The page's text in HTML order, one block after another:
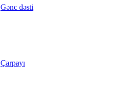
Gənc dəsti
Çarpayı